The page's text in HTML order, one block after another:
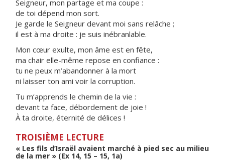
Seigneur, mon partage et ma coupe :
de toi dépend mon sort.
Je garde le Seigneur devant moi sans relâche ;
il est à ma droite : je suis inébranlable.
Mon cœur exulte, mon âme est en fête,
ma chair elle-même repose en confiance :
tu ne peux m’abandonner à la mort
ni laisser ton ami voir la corruption.
Tu m’apprends le chemin de la vie :
devant ta face, débordement de joie !
À ta droite, éternité de délices !
TROISIÈME LECTURE
« Les fils d’Israël avaient marché à pied sec au milieu
de la mer » (Ex 14, 15 – 15, 1a)